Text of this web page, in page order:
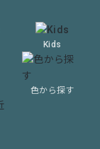
Kids
色から探す